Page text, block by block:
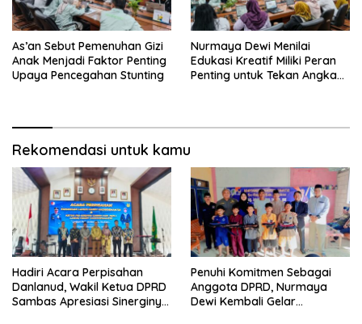
As’an Sebut Pemenuhan Gizi
Anak Menjadi Faktor Penting
Upaya Pencegahan Stunting
Nurmaya Dewi Menilai
Edukasi Kreatif Miliki Peran
Penting untuk Tekan Angka
Rekomendasi untuk kamu
Hadiri Acara Perpisahan
Danlanud, Wakil Ketua DPRD
Sambas Apresiasi Sinerginya
Penuhi Komitmen Sebagai
Anggota DPRD, Nurmaya
Dewi Kembali Gelar